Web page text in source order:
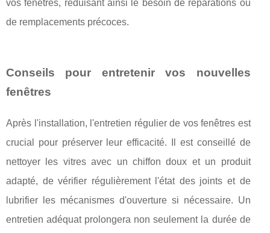
vos fenêtres, réduisant ainsi le besoin de réparations ou
de remplacements précoces.
Conseils pour entretenir vos nouvelles
fenêtres
Après l'installation, l'entretien régulier de vos fenêtres est
crucial pour préserver leur efficacité. Il est conseillé de
nettoyer les vitres avec un chiffon doux et un produit
adapté, de vérifier régulièrement l'état des joints et de
lubrifier les mécanismes d'ouverture si nécessaire. Un
entretien adéquat prolongera non seulement la durée de